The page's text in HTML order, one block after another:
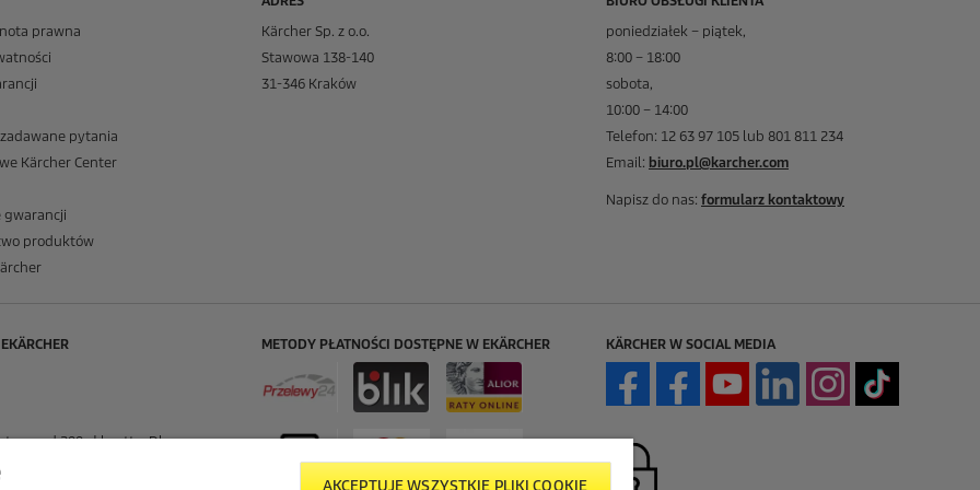
prawna
zadawane pytania
Kärcher Center
gwarancji
produktów
Kärcher Sp. z o.o.
Stawowa 138-140
31-346 Kraków
poniedziałek – piątek,
8:00 – 18:00
sobota,
10:00 – 14:00
Telefon: 12 63 97 105 lub 801 811 234
Email: biuro.pl@karcher.com
Napisz do nas: formularz kontaktowy
od 299 zł brutto. Dla
wartości koszt dostawy
METODY PŁATNOŚCI DOSTĘPNE W EKÄRCHER KÄRCHER W SOCIAL MEDIA
AKCEPTUJĘ WSZYSTKIE PLIKI COOKIE